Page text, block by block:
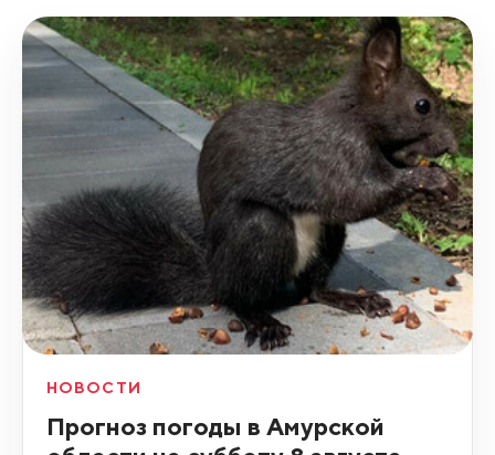
НОВОСТИ
Прогноз погоды в Амурской